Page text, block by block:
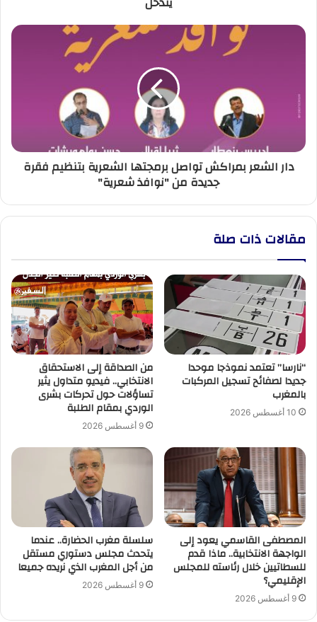
دار
الشعرية
بتنظيم
جديدة
دار الشعر بمراكش تواصل برمجتها الشعرية بتنظيم فقرة
جديدة من "نوافذ شعرية"
مقالات ذات صلة
“نارسا” تعتمد نموذجا موحدا
جديدا لصفائح تسجيل المركبات
بالمغرب
10 أغسطس 2026
من الصداقة إلى الاستحقاق
الانتخابي.. فيديو متداول يثير
تساؤلات حول تحركات بشرى
الوردي بمقام الطلبة
9 أغسطس 2026
المصطفى القاسمي يعود إلى
الواجهة الانتخابية.. ماذا قدم
للسطاتيين خلال رئاسته للمجلس
الإقليمي؟
9 أغسطس 2026
سلسلة مغرب الحضارة.. عندما
يتحدث مجلس دستوري مستقل
من أجل المغرب الذي نريده جميعا
9 أغسطس 2026